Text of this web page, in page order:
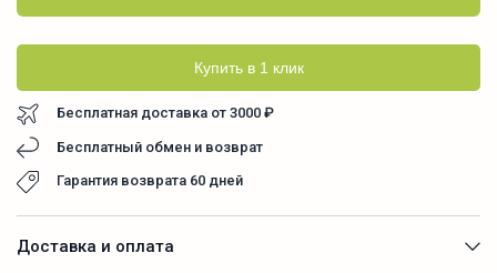
Купить в 1 клик
Бесплатная доставка от 3000 ₽
Бесплатный обмен и возврат
Гарантия возврата 60 дней
Доставка и оплата